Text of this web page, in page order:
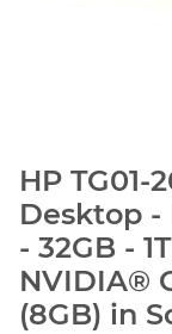
HP TG01-
Desktop -
- 32GB -
NVIDIA®
(8GB) in